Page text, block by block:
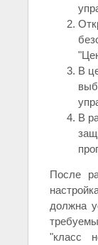
В
В
После
должна
"класс